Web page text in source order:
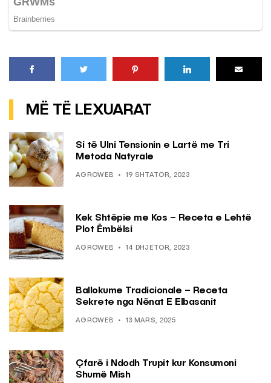
MË TË LEXUARAT
Si të Ulni Tensionin e Lartë me Tri
Metoda Natyrale
AGROWEB 19 SHTATOR, 2023
Kek Shtëpie me Kos – Receta e Lehtë
Plot Ëmbëlsi
AGROWEB 14 DHJETOR, 2023
Ballokume Tradicionale – Receta
Sekrete nga Nënat E Elbasanit
AGROWEB 13 MARS, 2025
Çfarë i Ndodh Trupit kur Konsumoni
Shumë Mish